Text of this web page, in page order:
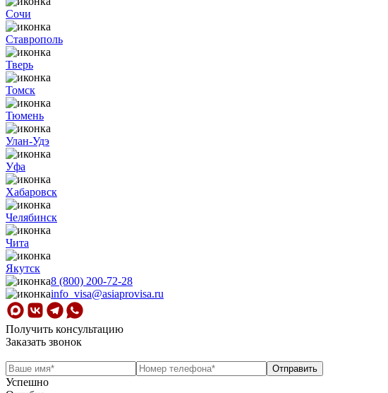
Сочи
Ставрополь
Тверь
Томск
Тюмень
Улан-Удэ
Уфа
Хабаровск
Челябинск
Чита
Якутск
8 (800) 200-72-28
info_visa@asiaprovisa.ru
Получить консультацию
Заказать звонок
Успешно